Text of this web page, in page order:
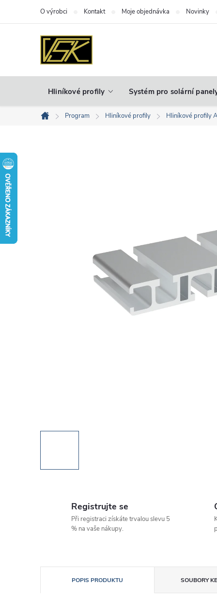
O výrobci Kontakt Moje objednávka Novinky
Hliníkové profily Systém pro solární
Domů
Program Hliníkové profily Hliníkové profily
Registrujte se
Při registraci získáte trvalou slevu 5
% na vaše nákupy.
POPIS PRODUKTU SOUBORY